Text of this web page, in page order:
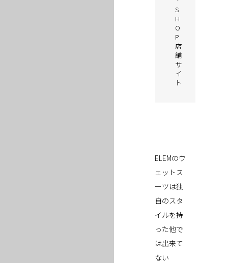
S
H
O
P
店
舗
サ
イ
ト
ELEMのウ
ェットス
ーツは独
自のスタ
イルを持
った他で
は出来て
ない